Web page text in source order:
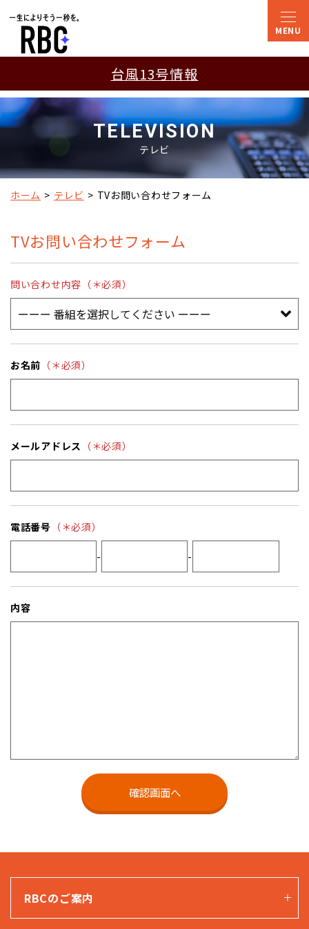
台風13号情報
TELEVISION
テレビ
ホーム テレビ TVお問い合わせフォーム
TVお問い合わせフォーム
問い合わせ内容（＊必須）
お名前 （＊必須）
メールアドレス （＊必須）
電話番号 （＊必須）
- -
内容
RBCのご案内